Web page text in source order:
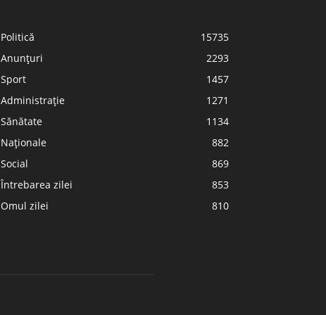
Politică
15735
Anunțuri
2293
Sport
1457
Administrație
1271
Sănătate
1134
Naționale
882
Social
869
Întrebarea zilei
853
Omul zilei
810